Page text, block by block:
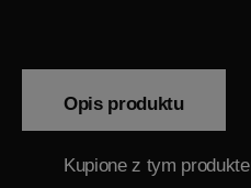
Opis produktu
Kupione z tym